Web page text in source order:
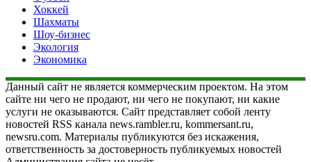
Хоккей
Шахматы
Шоу-бизнес
Экология
Экономика
Данный сайт не является коммерческим проектом. На этом
сайте ни чего не продают, ни чего не покупают, ни какие
услуги не оказываются. Сайт представляет собой ленту
новостей RSS канала news.rambler.ru, kommersant.ru,
newsru.com. Материалы публикуются без искажения,
ответственность за достоверность публикуемых новостей